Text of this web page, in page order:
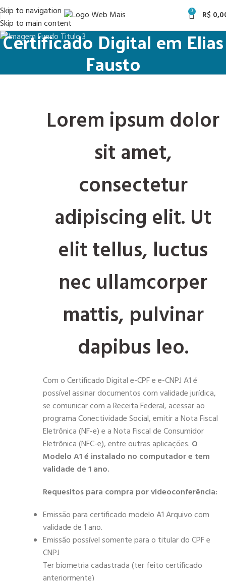
Skip to navigation
Skip to main content
0 R$
Certificado Digital em Elias
Fausto
Lorem ipsum dolor
sit amet,
consectetur
adipiscing elit. Ut
elit tellus, luctus
nec ullamcorper
mattis, pulvinar
dapibus leo.
Com o Certificado Digital e-CPF e e-CNPJ A1 é
possível assinar documentos com validade jurídica,
se comunicar com a Receita Federal, acessar ao
programa Conectividade Social, emitir a Nota Fiscal
Eletrônica (NF-e) e a Nota Fiscal de Consumidor
Eletrônica (NFC-e), entre outras aplicações. O
Modelo A1 é instalado no computador e tem
validade de 1 ano.
Requesitos para compra por videoconferência:
Emissão para certificado modelo A1 Arquivo com
validade de 1 ano.
Emissão possível somente para o titular do CPF e
CNPJ
Ter biometria cadastrada (ter feito certificado